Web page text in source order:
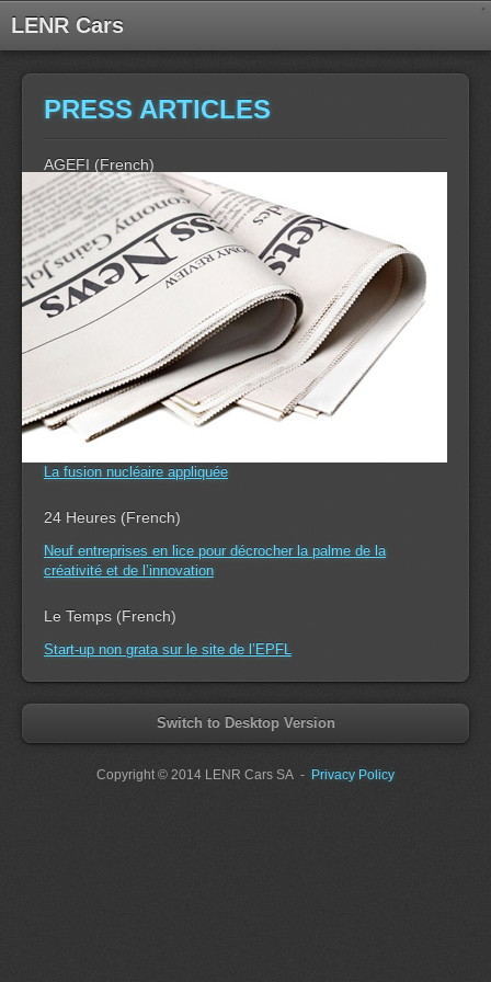
LENR Cars
PRESS ARTICLES
AGEFI (French)
La fusion nucléaire appliquée
24 Heures (French)
Neuf entreprises en lice pour décrocher la palme de la
créativité et de l’innovation
Le Temps (French)
Start-up non grata sur le site de l’EPFL
Switch to Desktop Version
Copyright© 2014 LENR Cars SA - Privacy Policy